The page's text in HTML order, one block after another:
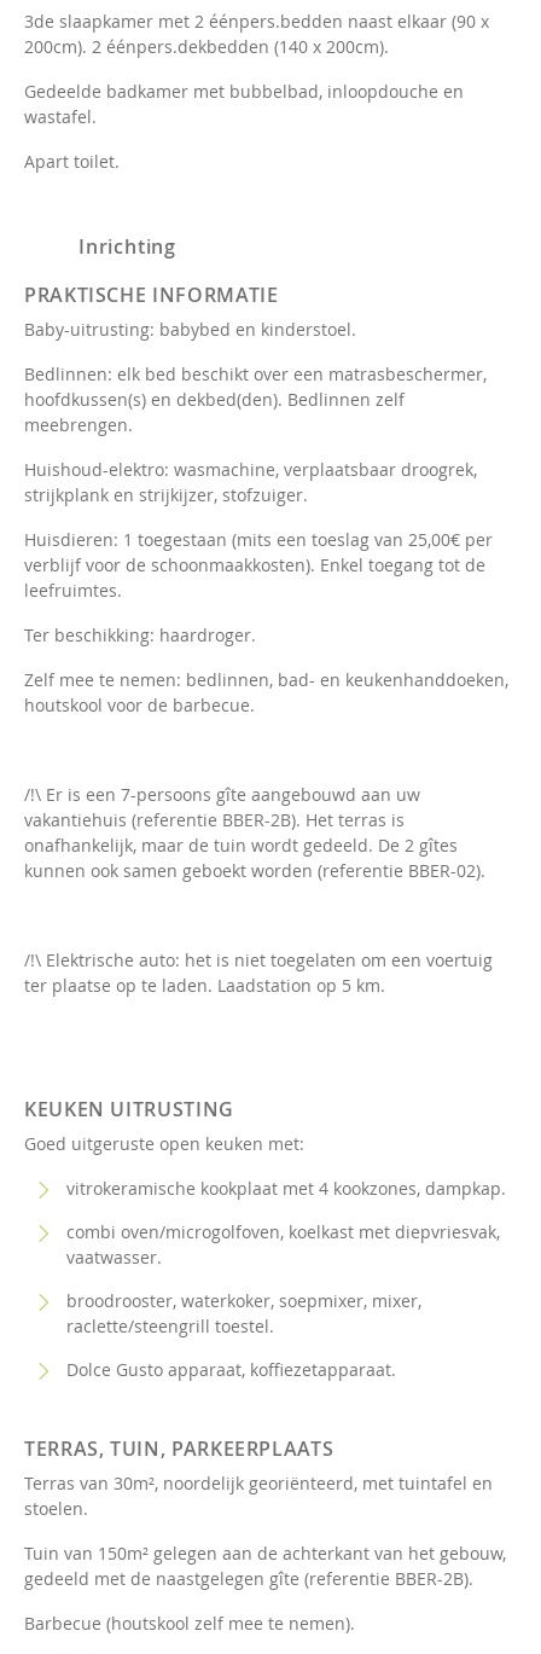
3de slaapkamer met 2 éénpers.bedden naast elkaar (90 x
200cm). 2 éénpers.dekbedden (140 x 200cm).
Gedeelde badkamer met bubbelbad, inloopdouche en
wastafel.
Apart toilet.
Inrichting
PRAKTISCHE INFORMATIE
Baby-uitrusting: babybed en kinderstoel.
Bedlinnen: elk bed beschikt over een matrasbeschermer,
hoofdkussen(s) en dekbed(den). Bedlinnen zelf
meebrengen.
Huishoud-elektro: wasmachine, verplaatsbaar droogrek,
strijkplank en strijkijzer, stofzuiger.
Huisdieren: 1 toegestaan (mits een toeslag van 25,00€ per
verblijf voor de schoonmaakkosten). Enkel toegang tot de
leefruimtes.
Ter beschikking: haardroger.
Zelf mee te nemen: bedlinnen, bad- en keukenhanddoeken,
houtskool voor de barbecue.
/!\ Er is een 7-persoons gîte aangebouwd aan uw
vakantiehuis (referentie BBER-2B). Het terras is
onafhankelijk, maar de tuin wordt gedeeld. De 2 gîtes
kunnen ook samen geboekt worden (referentie BBER-02).
/!\ Elektrische auto: het is niet toegelaten om een voertuig
ter plaatse op te laden. Laadstation op 5 km.
KEUKEN UITRUSTING
Goed uitgeruste open keuken met:
vitrokeramische kookplaat met 4 kookzones, dampkap.
combi oven/microgolfoven, koelkast met diepvriesvak,
vaatwasser.
broodrooster, waterkoker, soepmixer, mixer,
raclette/steengrill toestel.
Dolce Gusto apparaat, koffiezetapparaat.
TERRAS, TUIN, PARKEERPLAATS
Terras van 30m², noordelijk georiënteerd, met tuintafel en
stoelen.
Tuin van 150m² gelegen aan de achterkant van het gebouw,
gedeeld met de naastgelegen gîte (referentie BBER-2B).
Barbecue (houtskool zelf mee te nemen).